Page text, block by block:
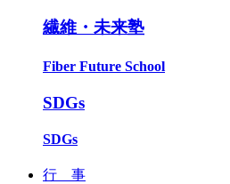
繊維・未来塾
Fiber Future School
SDGs
SDGs
行 事